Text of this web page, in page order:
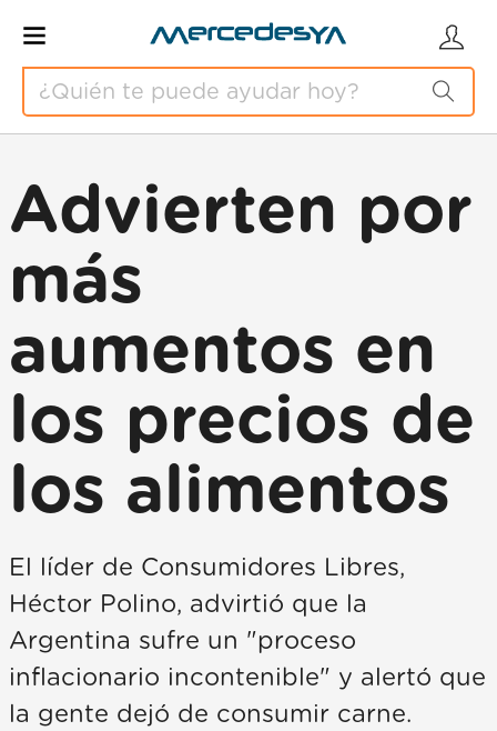
Advierten por
más
aumentos en
los precios de
los alimentos
El líder de Consumidores Libres,
Héctor Polino, advirtió que la
Argentina sufre un "proceso
inflacionario incontenible" y alertó que
la gente dejó de consumir carne.